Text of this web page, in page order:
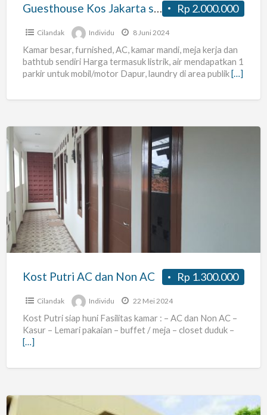
Rp 2.000.000
Guesthouse Kos Jakarta standard room
Cilandak Individu 8 Juni 2024
Kamar besar, furnished, AC, kamar mandi, meja kerja dan
bathtub sendiri Harga termasuk listrik, air mendapatkan 1
parkir untuk mobil/motor Dapur, laundry di area publik[…]
Kost
Putri
AC
dan
Non
AC
Rp 1.300.000
Kost Putri AC dan Non AC
Cilandak Individu 22 Mei 2024
Kost Putri siap huni Fasilitas kamar : – AC dan Non AC –
Kasur – Lemari pakaian – buffet / meja – closet duduk –
[…]